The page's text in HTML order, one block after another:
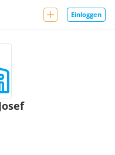
Einloggen